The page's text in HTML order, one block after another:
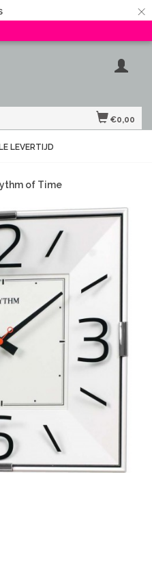
×
€0,00
LEVERTIJD
of Time